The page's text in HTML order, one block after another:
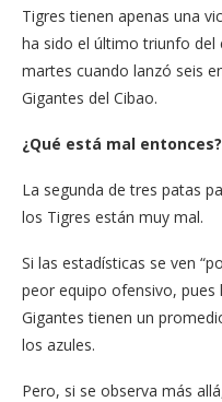
Tigres tienen apenas una
ha sido el último triunfo del
martes cuando lanzó seis
Gigantes del Cibao.
¿Qué está mal entonces?
La segunda de tres patas
los Tigres están muy mal.
Si las estadísticas se ven
peor equipo ofensivo, pues
Gigantes tienen un
los azules.
Pero, si se observa más